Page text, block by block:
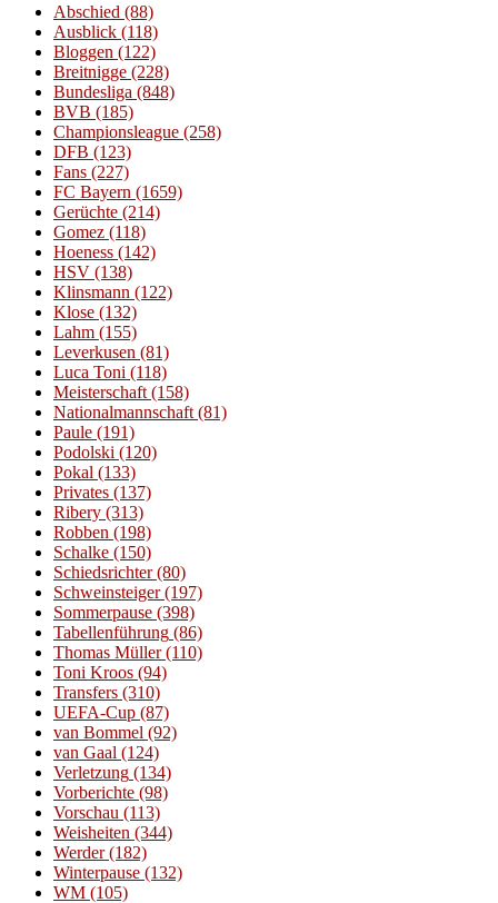
Abschied (88)
Ausblick (118)
Bloggen (122)
Breitnigge (228)
Bundesliga (848)
BVB (185)
Championsleague (258)
DFB (123)
Fans (227)
FC Bayern (1659)
Gerüchte (214)
Gomez (118)
Hoeness (142)
HSV (138)
Klinsmann (122)
Klose (132)
Lahm (155)
Leverkusen (81)
Luca Toni (118)
Meisterschaft (158)
Nationalmannschaft (81)
Paule (191)
Podolski (120)
Pokal (133)
Privates (137)
Ribery (313)
Robben (198)
Schalke (150)
Schiedsrichter(80)
Schweinsteiger(197)
Sommerpause (398)
Tabellenführung (86)
Thomas Müller(110)
Toni Kroos (94)
Transfers (310)
UEFA-Cup (87)
van Bommel (92)
van Gaal (124)
Verletzung (134)
Vorberichte (98)
Vorschau (113)
Weisheiten (344)
Werder(182)
Winterpause (132)
WM (105)